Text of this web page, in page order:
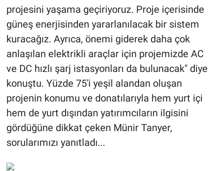
projesini yaşama geçiriyoruz. Proje içerisinde
güneş enerjisinden yararlanılacak bir sistem
kuracağız. Ayrıca, önemi giderek daha çok
anlaşılan elektrikli araçlar için projemizde AC
ve DC hızlı şarj istasyonları da bulunacak" diye
konuştu. Yüzde 75'i yeşil alandan oluşan
projenin konumu ve donatılarıyla hem yurt içi
hem de yurt dışından yatırımcıların ilgisini
gördüğüne dikkat çeken Münir Tanyer,
sorularımızı yanıtladı...